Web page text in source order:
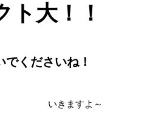
ト大！！
でくださいね！
いきますよ～